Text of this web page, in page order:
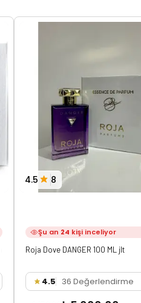
4.5 8
Şu an 24 kişi inceliyor
Roja Dove DANGER 100 ML jlt
4.5 36 Değerlendirme